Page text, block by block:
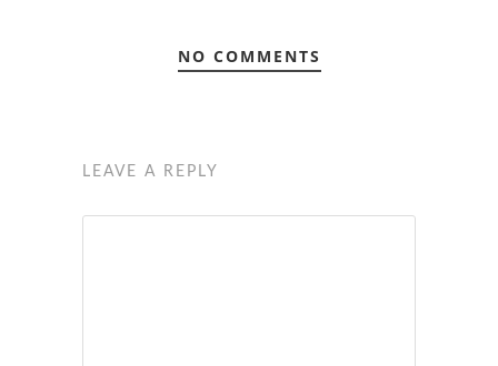
NO COMMENTS
LEAVE A REPLY